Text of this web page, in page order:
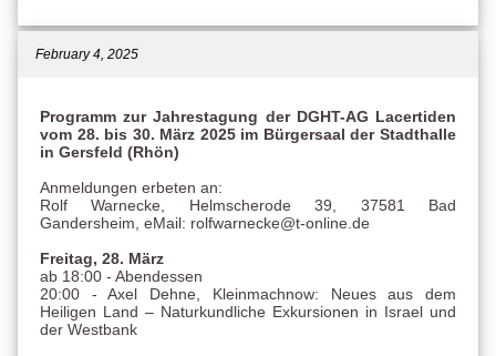
February 4, 2025
Programm zur Jahrestagung der DGHT-AG Lacertiden
vom 28. bis 30. März 2025 im Bürgersaal der Stadthalle
in Gersfeld (Rhön)
Anmeldungen erbeten an:
Rolf Warnecke, Helmscherode 39, 37581 Bad
Gandersheim, eMail: rolfwarnecke@t-online.de
Freitag, 28. März
ab 18:00 - Abendessen
20:00 - Axel Dehne, Kleinmachnow: Neues aus dem
Heiligen Land – Naturkundliche Exkursionen in Israel und
der Westbank